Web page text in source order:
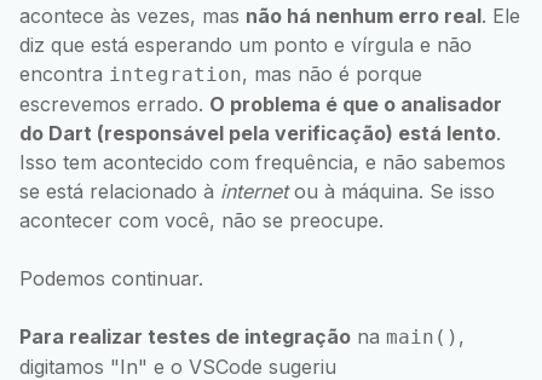
acontece às vezes, mas não há nenhum erro real. Ele
diz que está esperando um ponto e vírgula e não
encontra integration, mas não é porque
escrevemos errado. O problema é que o analisador
do Dart (responsável pela verificação) está lento.
Isso tem acontecido com frequência, e não sabemos
se está relacionado à internetou à máquina. Se isso
acontecer com você, não se preocupe.
Podemos continuar.
Para realizar testes de integração na main() ,
digitamos "In" e o VSCode sugeriu